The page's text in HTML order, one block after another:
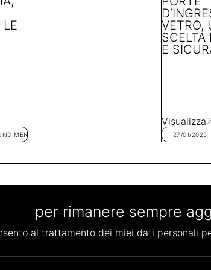
LE
VETRO,
SCELTA
E
Visualizza
27/01/2025
per rimanere sempre
al trattamento dei miei dati personali